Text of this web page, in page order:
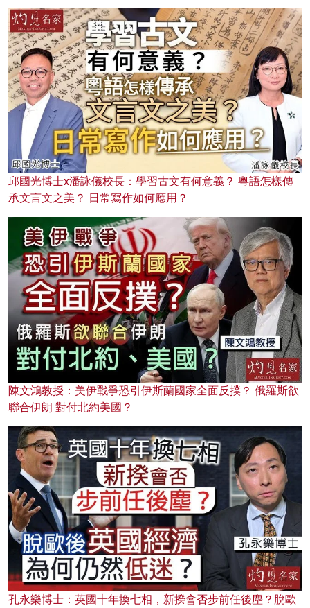
邱國光博士x潘詠儀校長：學習古文有何意義？ 粵語怎樣傳
承文言文之美？ 日常寫作如何應用？
陳文鴻教授：美伊戰爭恐引伊斯蘭國家全面反撲？ 俄羅斯欲
聯合伊朗 對付北約美國？
孔永樂博士：英國十年換七相，新揆會否步前任後塵？脫歐